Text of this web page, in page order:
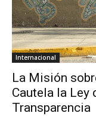
Internacional
La Misión
Cautela la Ley
Transparencia